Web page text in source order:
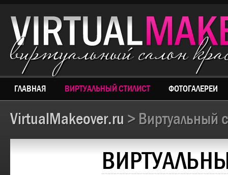
виртуальный салон
ГЛАВНАЯ ВИРТУАЛЬНЫЙ СТИЛИСТ ФОТОГАЛЕРЕИ
VirtualMakeover.ru > Виртуальный